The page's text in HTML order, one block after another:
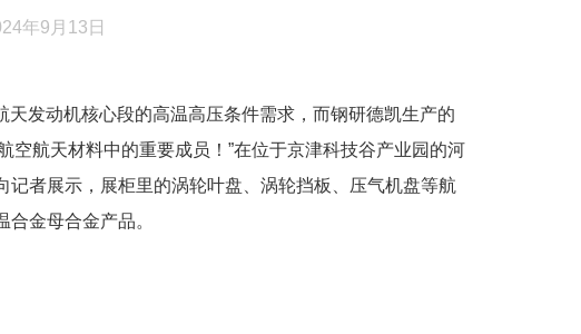
年9月13日
发动机核心段的高温高压条件需求，而钢研德凯生产的
航天材料中的重要成员！”在位于京津科技谷产业园的河
者展示，展柜里的涡轮叶盘、涡轮挡板、压气机盘等航
金母合金产品。